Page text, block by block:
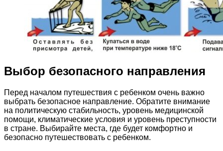
Выбор безопасного направления
Перед началом путешествия с ребенком очень важно
выбрать безопасное направление. Обратите внимание
на политическую стабильность, уровень медицинской
помощи, климатические условия и уровень преступности
в стране. Выбирайте места, где будет комфортно и
безопасно путешествовать с ребенком.